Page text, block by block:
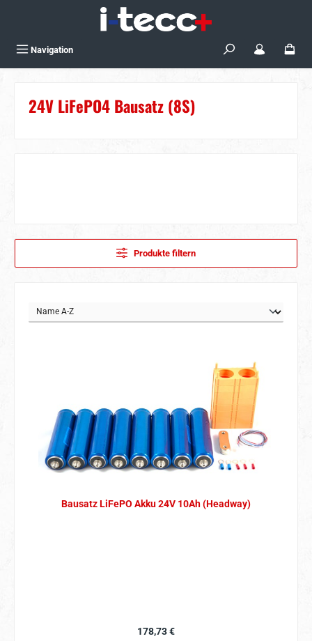
Zum Hauptinhalt springen
Navigation
24V LiFePO4 Bausatz (8S)
Produkte filtern
Bausatz LiFePO Akku 24V 10Ah (Headway)
Regulärer Preis:
178,73 €